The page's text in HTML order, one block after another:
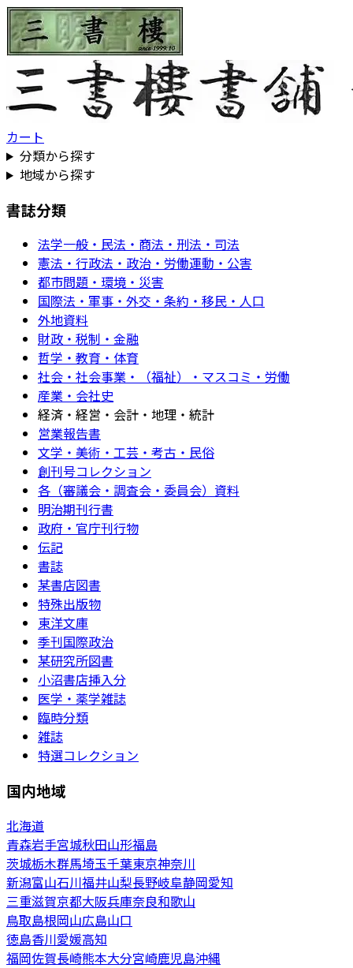
カート
分類から探す
地域から探す
書誌分類
法学一般・民法・商法・刑法・司法
憲法・行政法・政治・労働運動・公害
都市問題・環境・災害
国際法・軍事・外交・条約・移民・人口
外地資料
財政・税制・金融
哲学・教育・体育
社会・社会事業・（福祉）・マスコミ・労働
産業・会社史
経済・経営・会計・地理・統計
営業報告書
文学・美術・工芸・考古・民俗
創刊号コレクション
各（審議会・調査会・委員会）資料
明治期刊行書
政府・官庁刊行物
伝記
書誌
某書店図書
特殊出版物
東洋文庫
季刊国際政治
某研究所図書
小沼書店挿入分
医学・薬学雑誌
臨時分類
雑誌
特選コレクション
国内地域
北海道
青森岩手宮城秋田山形福島
茨城栃木群馬埼玉千葉東京神奈川
新潟富山石川福井山梨長野岐阜静岡愛知
三重滋賀京都大阪兵庫奈良和歌山
鳥取島根岡山広島山口
徳島香川愛媛高知
福岡佐賀長崎熊本大分宮崎鹿児島沖縄